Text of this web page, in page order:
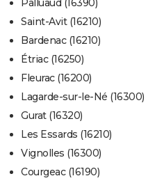
Palluaud (16390)
Saint-Avit (16210)
Bardenac (16210)
Étriac (16250)
Fleurac (16200)
Lagarde-sur-le-Né (16300)
Gurat (16320)
Les Essards (16210)
Vignolles (16300)
Courgeac (16190)